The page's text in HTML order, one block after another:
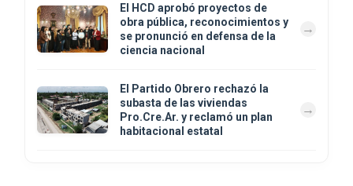
El HCD aprobó proyectos de
obra pública, reconocimientos y
se pronunció en defensa de la
ciencia nacional
El Partido Obrero rechazó la
subasta de las viviendas
Pro.Cre.Ar. y reclamó un plan
habitacional estatal